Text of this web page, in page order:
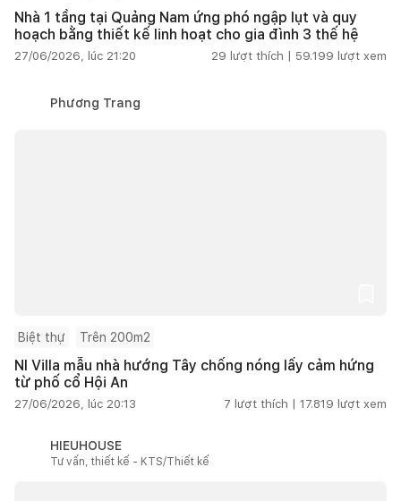
Nhà 1 tầng tại Quảng Nam ứng phó ngập lụt và quy
hoạch bằng thiết kế linh hoạt cho gia đình 3 thế hệ
27/06/2026, lúc 21:20 29 lượt thích | 59.199 lượt xem
Phương Trang
Biệt thự Trên 200m2
NI Villa mẫu nhà hướng Tây chống nóng lấy cảm hứng
từ phố cổ Hội An
27/06/2026, lúc 20:13 7 lượt thích | 17.819 lượt xem
HIEUHOUSE
Tư vấn, thiết kế - KTS/Thiết kế